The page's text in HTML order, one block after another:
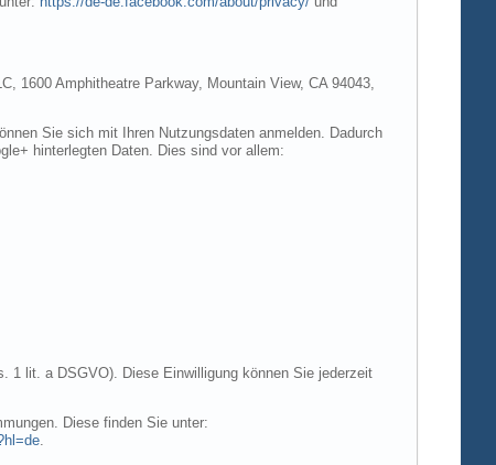
1600 Amphitheatre Parkway, Mountain View, CA 94043,
Sie sich mit Ihren Nutzungsdaten anmelden. Dadurch
hinterlegten Daten. Dies sind vor allem:
1 lit. a DSGVO). Diese Einwilligung können Sie jederzeit
Diese finden Sie unter:
.